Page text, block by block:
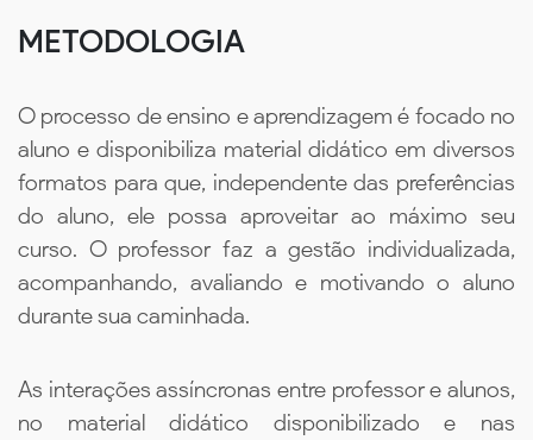
METODOLOGIA
O processo de ensino e aprendizagem é focado no
aluno e disponibiliza material didático em diversos
formatos para que, independente das preferências
do aluno, ele possa aproveitar ao máximo seu
curso. O professor faz a gestão individualizada,
acompanhando, avaliando e motivando o aluno
durante sua caminhada.
As interações assíncronas entre professor e alunos,
no material didático disponibilizado e nas